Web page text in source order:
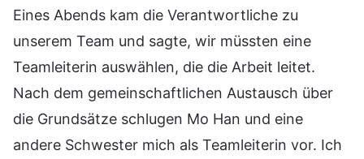
Eines Abends kam die Verantwortliche zu
unserem Team und sagte, wir müssten eine
Teamleiterin auswählen, die die Arbeit leitet.
Nach dem gemeinschaftlichen Austausch über
die Grundsätze schlugen Mo Han und eine
andere Schwester mich als Teamleiterin vor. Ich